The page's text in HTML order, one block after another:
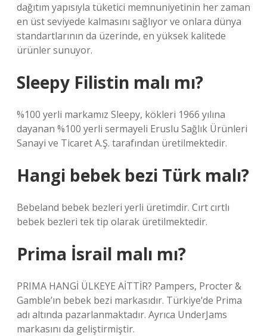
dağıtım yapısıyla tüketici memnuniyetinin her zaman
en üst seviyede kalmasını sağlıyor ve onlara dünya
standartlarının da üzerinde, en yüksek kalitede
ürünler sunuyor.
Sleepy Filistin malı mı?
%100 yerli markamız Sleepy, kökleri 1966 yılına
dayanan %100 yerli sermayeli Eruslu Sağlık Ürünleri
Sanayi ve Ticaret A.Ş. tarafından üretilmektedir.
Hangi bebek bezi Türk malı?
Bebeland bebek bezleri yerli üretimdir. Cırt cırtlı
bebek bezleri tek tip olarak üretilmektedir.
Prima İsrail malı mı?
PRIMA HANGİ ÜLKEYE AİTTİR? Pampers, Procter &
Gamble’ın bebek bezi markasıdır. Türkiye’de Prima
adı altında pazarlanmaktadır. Ayrıca UnderJams
markasını da geliştirmiştir.